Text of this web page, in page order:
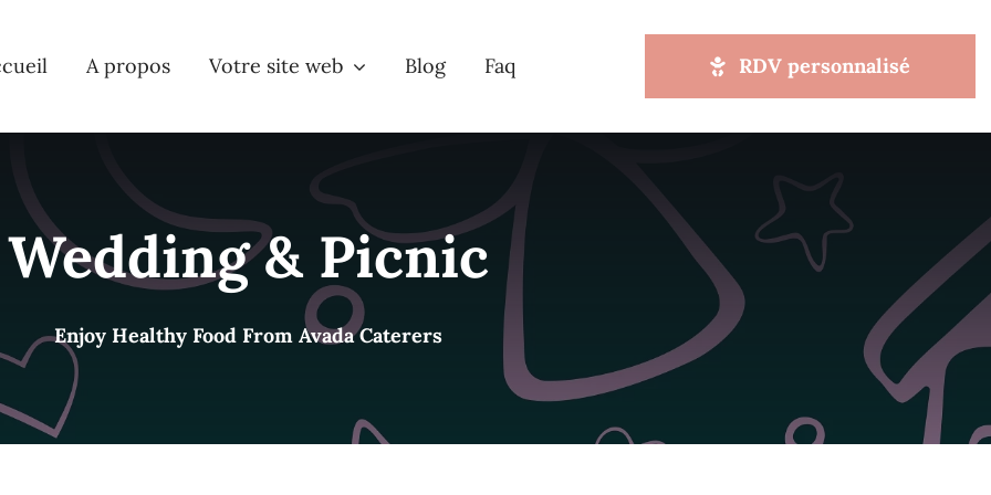
A propos Votre site web Blog Faq RDV personnalisé
Wedding & Picnic
Enjoy Healthy Food From Avada Caterers